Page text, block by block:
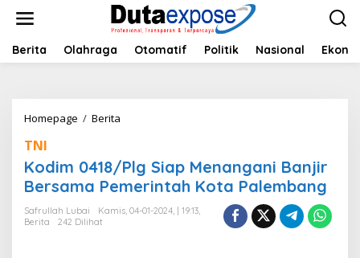
t
Berita Olahraga Otomatif Politik Nasional
Homepage / Berita
i
m
0
TNI
Kodim 0418/Plg Siap Menangani Banjir
Bersama Pemerintah Kota Palembang
Safrullah Lubai
Kamis, 04-01-2024, | 19:13,
Berita
242 Dilihat